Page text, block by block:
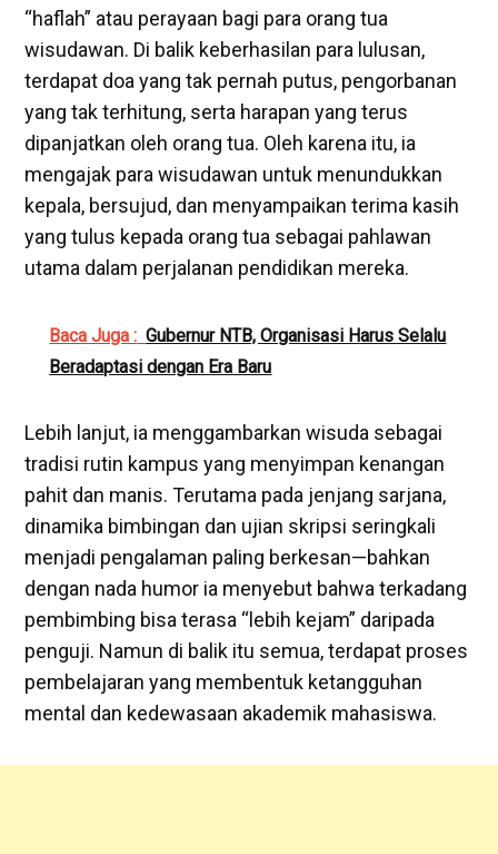
“haflah” atau perayaan bagi para orang tua
wisudawan. Di balik keberhasilan para lulusan,
terdapat doa yang tak pernah putus, pengorbanan
yang tak terhitung, serta harapan yang terus
dipanjatkan oleh orang tua. Oleh karena itu, ia
mengajak para wisudawan untuk menundukkan
kepala, bersujud, dan menyampaikan terima kasih
yang tulus kepada orang tua sebagai pahlawan
utama dalam perjalanan pendidikan mereka.
Baca Juga : Gubernur NTB, Organisasi Harus Selalu
Beradaptasi dengan Era Baru
Lebih lanjut, ia menggambarkan wisuda sebagai
tradisi rutin kampus yang menyimpan kenangan
pahit dan manis. Terutama pada jenjang sarjana,
dinamika bimbingan dan ujian skripsi seringkali
menjadi pengalaman paling berkesan—bahkan
dengan nada humor ia menyebut bahwa terkadang
pembimbing bisa terasa “lebih kejam” daripada
penguji. Namun di balik itu semua, terdapat proses
pembelajaran yang membentuk ketangguhan
mental dan kedewasaan akademik mahasiswa.